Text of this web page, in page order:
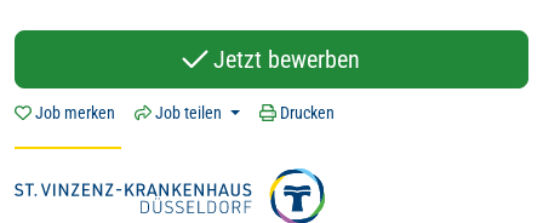
Jetzt bewerben
Job merken Job teilen Drucken